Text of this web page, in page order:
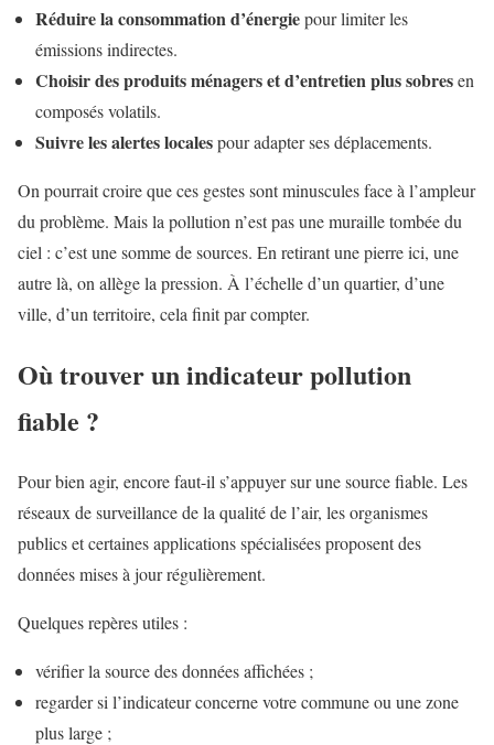
Réduire la consommation d’énergiepour limiter les
émissions indirectes.
Choisir des produits ménagers et d’entretien plus sobresen
composés volatils.
Suivre les alertes localespour adapter ses déplacements.
On pourrait croire que ces gestes sont minuscules face à l’ampleur
du problème. Mais la pollution n’est pas une muraille tombée du
ciel : c’est une somme de sources. En retirant une pierre ici, une
autre là, on allège la pression. À l’échelle d’un quartier, d’une
ville, d’un territoire, cela finit par compter.
Où trouver un indicateur pollution
fiable ?
Pour bien agir, encore faut-il s’appuyer sur une source fiable. Les
réseaux de surveillance de la qualité de l’air, les organismes
publics et certaines applications spécialisées proposent des
données mises à jour régulièrement.
Quelques repères utiles :
vérifier la source des données affichées ;
regarder si l’indicateur concerne votre commune ou une zone
plus large ;